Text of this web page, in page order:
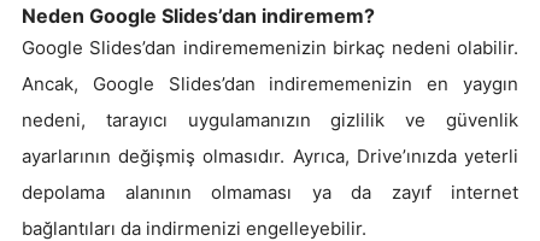
Neden Google Slides’dan indiremem?
Google Slides’dan indirememenizin birkaç nedeni olabilir.
Ancak, Google Slides’dan indirememenizin en yaygın
nedeni, tarayıcı uygulamanızın gizlilik ve güvenlik
ayarlarının değişmiş olmasıdır. Ayrıca, Drive’ınızda yeterli
depolama alanının olmaması ya da zayıf internet
bağlantıları da indirmenizi engelleyebilir.